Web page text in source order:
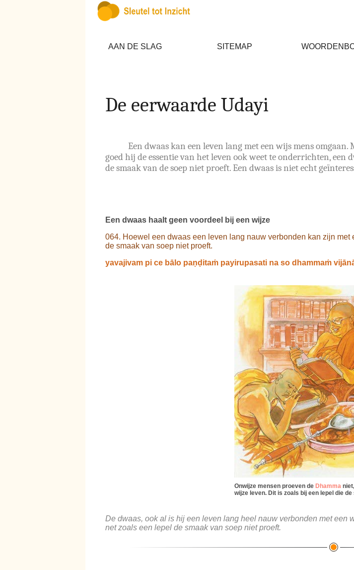
AAN DE SLAG SITEMAP
De eerwaarde Udayi
Een dwaas kan een leven lang met een wijs mens
goed hij de essentie van het leven ook weet te onderrichten, een
de smaak van de soep niet proeft. Een dwaas is niet echt
Een dwaas haalt geen voordeel bij een wijze
064. Hoewel een dwaas een leven lang nauw verbonden kan zijn met
de smaak van soep niet proeft.
yavajivam pi ce bālo paṇḍitaṁ payirupasati na so dhammaṁ
Onwijze mensen proeven de Dhamma
wijze leven. Dit is zoals bij een lepel die
De dwaas, ook al is hij een leven lang heel nauw verbonden met een
net zoals een lepel de smaak van soep niet proeft.